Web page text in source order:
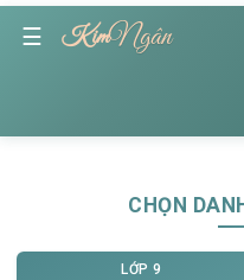
☰ KimNgân
CHỌN
LỚP 9